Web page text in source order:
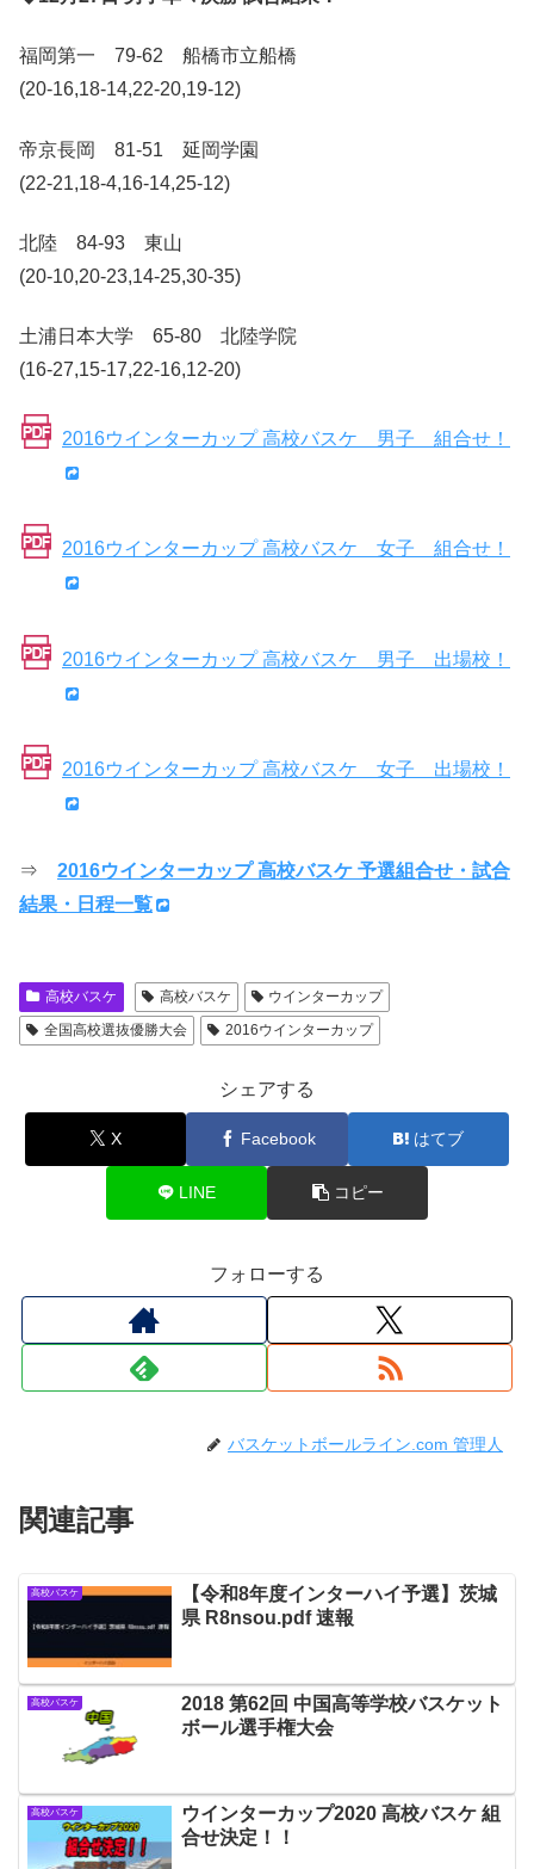
福岡第一 79-62 船橋市立船橋
(20-16,18-14,22-20,19-12)
帝京長岡 81-51 延岡学園
(22-21,18-4,16-14,25-12)
北陸 84-93 東山
(20-10,20-23,14-25,30-35)
土浦日本大学 65-80 北陸学院
(16-27,15-17,22-16,12-20)
2016ウインターカップ 高校バスケ 男子 組合せ！
2016ウインターカップ 高校バスケ 女子 組合せ！
2016ウインターカップ 高校バスケ 男子 出場校！
2016ウインターカップ 高校バスケ 女子 出場校！
⇒ 2016ウインターカップ 高校バスケ 予選組合せ・試合
結果・日程一覧
高校バスケ 高校バスケ
ウインターカップ
全国高校選抜優勝大会
2016ウインターカップ
シェアする
X Facebook はてブ
LINE コピー
フォローする
バスケットボールライン.com 管理人
関連記事
高校バスケ
【令和8年度インターハイ予選】茨城
県 R8nsou.pdf 速報
高校バスケ
2018 第62回 中国高等学校バスケット
ボール選手権大会
高校バスケ
ウインターカップ2020 高校バスケ 組
合せ決定！！